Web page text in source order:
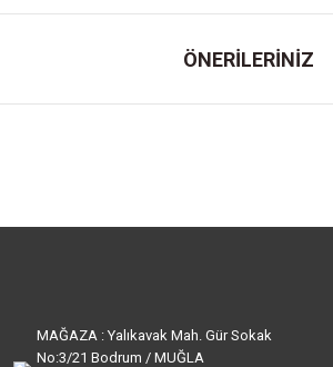
ÖNERİLERİNİZ
MAĞAZA : Yalıkavak Mah. Gür Sokak
No:3/21 Bodrum / MUĞLA